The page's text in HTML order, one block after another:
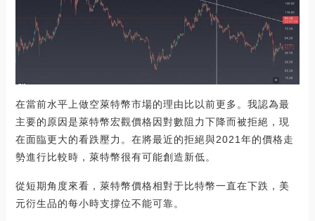
在當前水平上做空萊特幣市場的理由比以前更多。我認為最
主要的原因是萊特幣宏觀價格因對數阻力下降而被拒絕，現
在面臨更大的看跌壓力。在將最近的拒絕與2021年的價格走
勢進行比較時，萊特幣很有可能創造新低。
從短期角度來看，萊特幣價格相對于比特幣一直在下跌，美
元衍生品的每小時支撐位不能可靠。